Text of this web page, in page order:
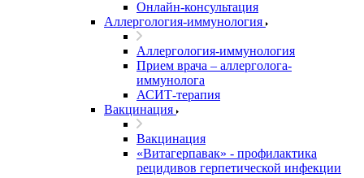
Онлайн-консультация
Аллергология-иммунология
Аллергология-иммунология
Прием врача – аллерголога-
иммунолога
АСИТ-терапия
Вакцинация
Вакцинация
«Витагерпавак» - профилактика
рецидивов герпетической инфекции